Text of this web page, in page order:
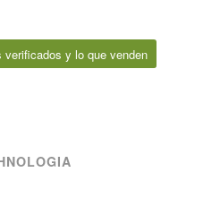
verificados y lo que venden